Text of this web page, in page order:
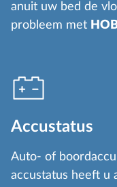
anuit uw bed de
probleem met
Accustatus
Auto- of
accustatus heeft u